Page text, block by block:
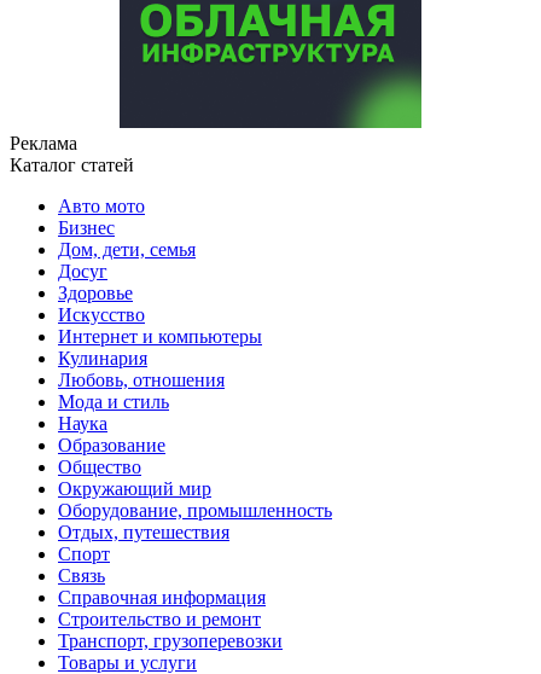
Реклама
Каталог статей
Авто мото
Бизнес
Дом, дети, семья
Досуг
Здоровье
Искусство
Интернет и компьютеры
Кулинария
Любовь, отношения
Мода и стиль
Наука
Образование
Общество
Окружающий мир
Оборудование, промышленность
Отдых, путешествия
Спорт
Связь
Справочная информация
Строительство и ремонт
Транспорт, грузоперевозки
Товары и услуги